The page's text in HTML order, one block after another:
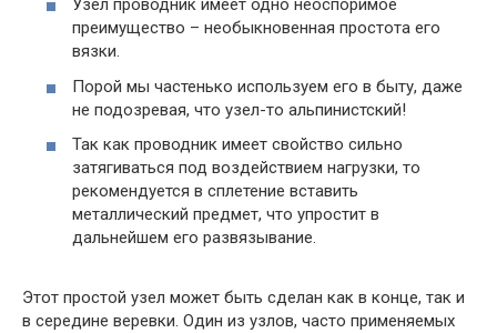
Узел проводник имеет одно неоспоримое
преимущество – необыкновенная простота его
вязки.
Порой мы частенько используем его в быту, даже
не подозревая, что узел-то альпинистский!
Так как проводник имеет свойство сильно
затягиваться под воздействием нагрузки, то
рекомендуется в сплетение вставить
металлический предмет, что упростит в
дальнейшем его развязывание.
Этот простой узел может быть сделан как в конце, так и
в середине веревки. Один из узлов, часто применяемых